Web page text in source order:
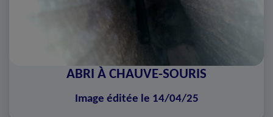
ABRI À CHAUVE-SOURIS
Image éditée le 14/04/25